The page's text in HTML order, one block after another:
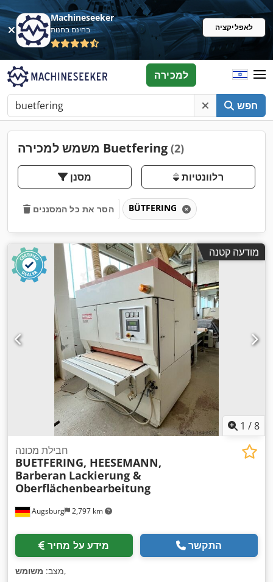
Machineseeker
בחינם בחנות לאפליקציה
חפש
למכירה
משמש למכירה Buetfering (2)
מסנן רלוונטיות
הסר את כל המסננים BÜTFERING
מודעה קטנה
1 /8
Augsburg 2,797 km
חבילת מכונה
BUETFERING, HEESEMANN,
Barberan Lackierung &
Oberflächenbearbeitung
מידע על מחיר התקשר
מצב: משומש ,